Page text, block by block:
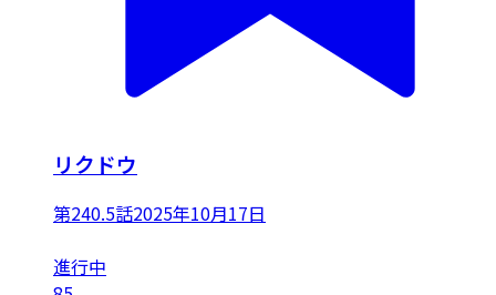
リクドウ
第240.5話2025年10月17日
進行中